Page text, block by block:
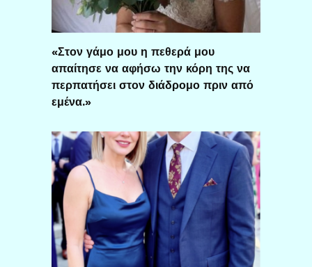
«Στον γάμο μου η πεθερά μου
απαίτησε να αφήσω την κόρη της να
περπατήσει στον διάδρομο πριν από
εμένα.»